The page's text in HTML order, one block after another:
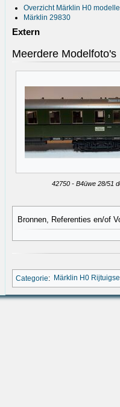
Overzicht Märklin H0
Märklin 29830
Extern
Meerdere Modelfoto's
42750 - B4üwe 28/51
Bronnen, Referenties en/of
Categorie: Märklin H0